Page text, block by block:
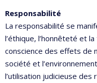
Responsabilité
La responsabilité se
l’éthique, l’honnêteté et
conscience des effets de
société et
l’utilisation judicieuse